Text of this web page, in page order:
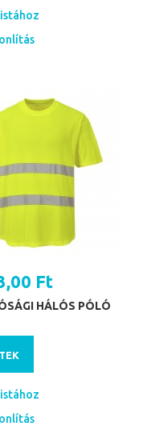
Ft
HÁLÓS PÓLÓ